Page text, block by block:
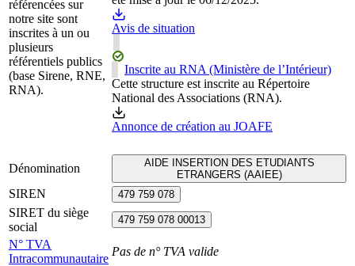
référencées sur
notre site sont
inscrites à un ou
plusieurs
référentiels publics
(base Sirene, RNE,
RNA).
Avis de situation
Inscrite au RNA (Ministère de l’Intérieur)
Cette structure est inscrite au Répertoire
National des Associations (RNA).
Annonce de création au JOAFE
Dénomination
AIDE INSERTION DES ETUDIANTS
ETRANGERS (AAIEE)
SIREN 479 759 078
SIRET du siège
social
479 759 078 00013
N° TVA
Intracommunautaire
Pas de n° TVA valide